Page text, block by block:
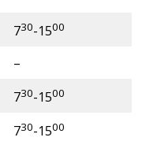
730-1500
–
730-1500
730-1500